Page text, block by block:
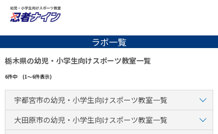
ラボ一覧
栃木県の幼児・小学生向けスポーツ教室一覧
6件中 (1～6件表示)
宇都宮市の幼児・小学生向けスポーツ教室一覧
大田原市の幼児・小学生向けスポーツ教室一覧